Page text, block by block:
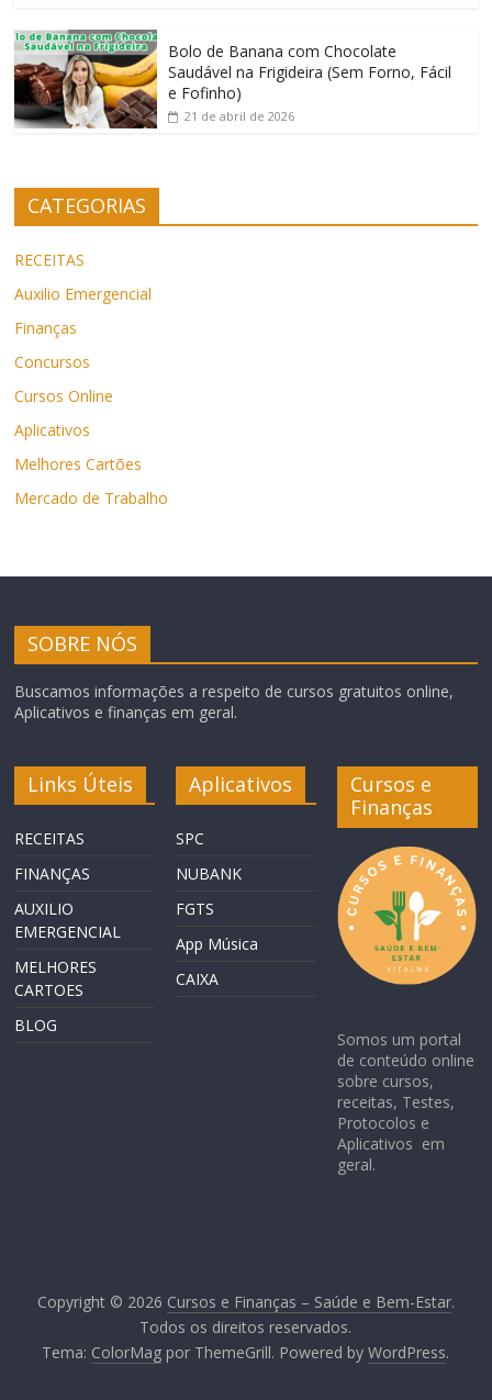
Bolo de Banana com Chocolate
Saudável na Frigideira (Sem Forno, Fácil
e Fofinho)
21 de abril de 2026
CATEGORIAS
RECEITAS
Auxilio Emergencial
Finanças
Concursos
Cursos Online
Aplicativos
Melhores Cartões
Mercado de Trabalho
SOBRE NÓS
Buscamos informações a respeito de cursos gratuitos online,
Aplicativos e finanças em geral.
Links Úteis
RECEITAS
FINANÇAS
AUXILIO
EMERGENCIAL
MELHORES
CARTOES
BLOG
Aplicativos
SPC
NUBANK
FGTS
App Música
CAIXA
Cursos e
Finanças
Somos um portal
de conteúdo online
sobre cursos,
receitas, Testes,
Protocolos e
Aplicativos em
geral.
Copyright © 2026 Cursos e Finanças – Saúde e Bem-Estar.
Todos os direitos reservados.
Tema: ColorMag por ThemeGrill. Powered byWordPress.